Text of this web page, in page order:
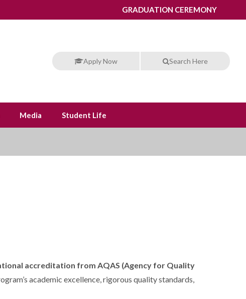
GRADUATION CEREMONY
Apply Now Search Here
Media Student Life
accreditation from AQAS (Agency for Quality
academic excellence, rigorous quality standards,